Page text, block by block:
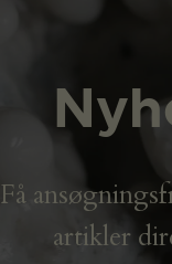
Få
artikler